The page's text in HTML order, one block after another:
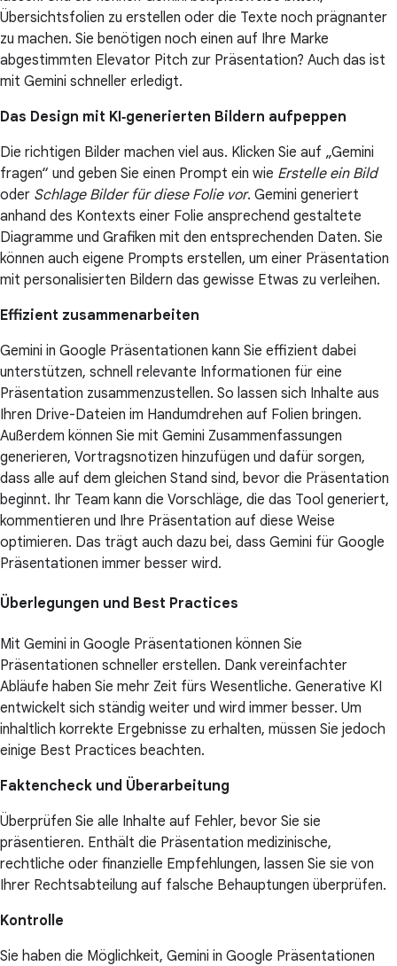
Übersichtsfolien zu erstellen oder die Texte noch prägnanter
zu machen. Sie benötigen noch einen auf Ihre Marke
abgestimmten Elevator Pitch zur Präsentation? Auch das ist
mit Gemini schneller erledigt.
Das Design mit KI‑generierten Bildern aufpeppen
Die richtigen Bilder machen viel aus. Klicken Sie auf „Gemini
fragen“ und geben Sie einen Prompt ein wie Erstelle ein Bild
oder Schlage Bilder für diese Folie vor. Gemini generiert
anhand des Kontexts einer Folie ansprechend gestaltete
Diagramme und Grafiken mit den entsprechenden Daten. Sie
können auch eigene Prompts erstellen, um einer Präsentation
mit personalisierten Bildern das gewisse Etwas zu verleihen.
Effizient zusammenarbeiten
Gemini in Google Präsentationen kann Sie effizient dabei
unterstützen, schnell relevante Informationen für eine
Präsentation zusammenzustellen. So lassen sich Inhalte aus
Ihren Drive-Dateien im Handumdrehen auf Folien bringen.
Außerdem können Sie mit Gemini Zusammenfassungen
generieren, Vortragsnotizen hinzufügen und dafür sorgen,
dass alle auf dem gleichen Stand sind, bevor die Präsentation
beginnt. Ihr Team kann die Vorschläge, die das Tool generiert,
kommentieren und Ihre Präsentation auf diese Weise
optimieren. Das trägt auch dazu bei, dass Gemini für Google
Präsentationen immer besser wird.
Überlegungen und Best Practices
Mit Gemini in Google Präsentationen können Sie
Präsentationen schneller erstellen. Dank vereinfachter
Abläufe haben Sie mehr Zeit fürs Wesentliche. Generative KI
entwickelt sich ständig weiter und wird immer besser. Um
inhaltlich korrekte Ergebnisse zu erhalten, müssen Sie jedoch
einige Best Practices beachten.
Faktencheck und Überarbeitung
Überprüfen Sie alle Inhalte auf Fehler, bevor Sie sie
präsentieren. Enthält die Präsentation medizinische,
rechtliche oder finanzielle Empfehlungen, lassen Sie sie von
Ihrer Rechtsabteilung auf falsche Behauptungen überprüfen.
Kontrolle
Sie haben die Möglichkeit, Gemini in Google Präsentationen